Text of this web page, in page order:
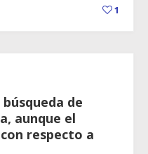
1
de
aunque el
respecto a